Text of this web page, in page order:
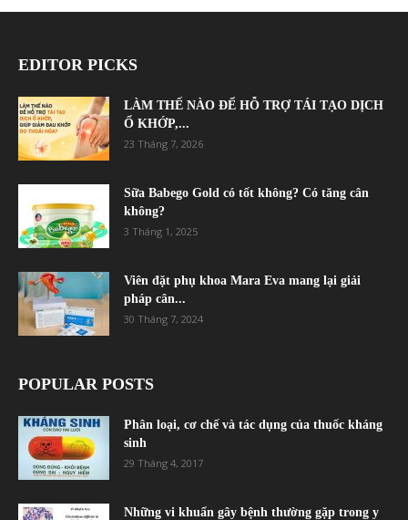
EDITOR PICKS
LÀM THẾ NÀO ĐỂ HỖ TRỢ TÁI TẠO DỊCH
Ổ KHỚP,...
23 Tháng 7, 2026
Sữa Babego Gold có tốt không? Có tăng cân
không?
3 Tháng 1, 2025
Viên đặt phụ khoa Mara Eva mang lại giải
pháp cân...
30 Tháng 7, 2024
POPULAR POSTS
Phân loại, cơ chế và tác dụng của thuốc kháng
sinh
29 Tháng 4, 2017
Những vi khuẩn gây bệnh thường gặp trong y